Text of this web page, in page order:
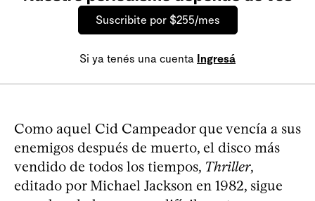
Suscribite por $255/mes
Si ya tenés una cuenta Ingresá
Como aquel Cid Campeador que vencía a sus
enemigos después de muerto, el disco más
vendido de todos los tiempos, Thriller,
editado por Michael Jackson en 1982, sigue